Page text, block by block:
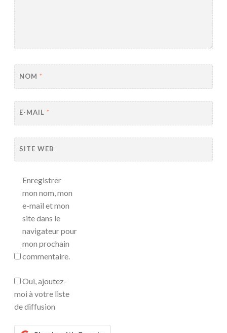
NOM *
E-MAIL *
SITE WEB
Enregistrer
mon nom, mon
e-mail et mon
site dans le
navigateur pour
mon prochain
commentaire.
Oui, ajoutez-
moi à votre liste
de diffusion